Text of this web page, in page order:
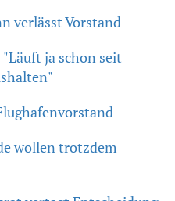
verlässt Vorstand
ja schon seit
wollen trotzdem